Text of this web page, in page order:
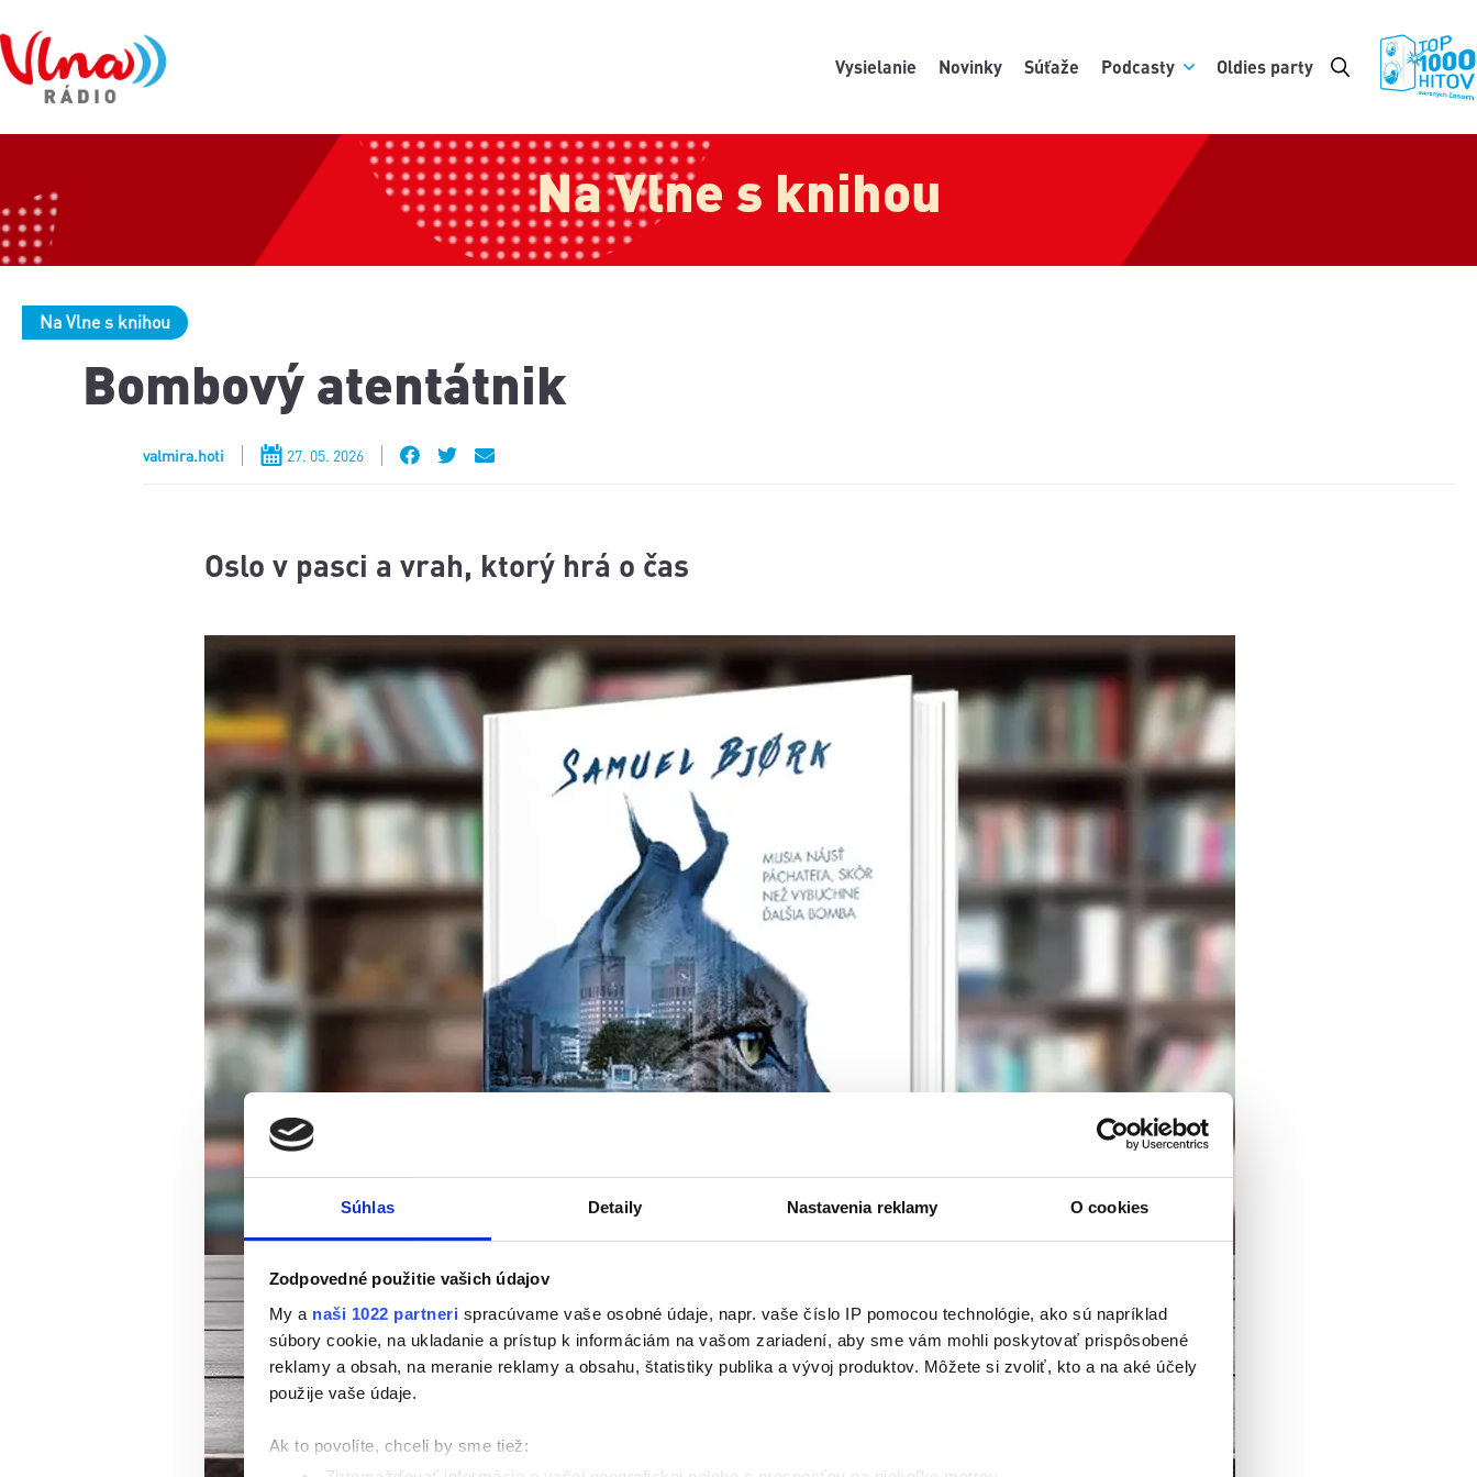
Súhlas Detaily Nastavenia reklamy O cookies
Zodpovedné použitie vašich údajov
My a naši 1022 partneri spracúvame vaše osobné údaje, napr. vaše číslo IP pomocou technológie, ako sú napríklad
súbory cookie, na ukladanie a prístup k informáciám na vašom zariadení, aby sme vám mohli poskytovať prispôsobené
reklamy a obsah, na meranie reklamy a obsahu, štatistiky publika a vývoj produktov. Môžete si zvoliť, kto a na aké účely
použije vaše údaje.
Ak to povolíte, chceli by sme tiež:
Vysielanie Novinky Súťaže Podcasty Oldies party
Na Vlne s knihou
Na Vlne s knihou
Bombový atentátnik
valmira.hoti 27. 05. 2026
Oslo v pasci a vrah, ktorý hrá o čas